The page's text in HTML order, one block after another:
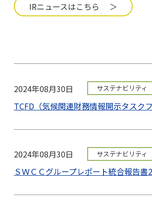
IRニュースはこちら ＞
2024年08月30日 サステナビリティ
TCFD（気候関連財務情報開示タスク
2024年08月30日 サステナビリティ
ＳＷＣＣグループレポート統合報告書